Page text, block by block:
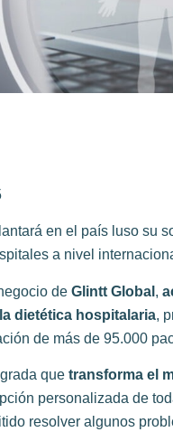
en el país luso su
a nivel
de Glintt Global ,
dietética hospitalaria,
de más de 95.000
que transforma el
personalizada de
resolver algunos